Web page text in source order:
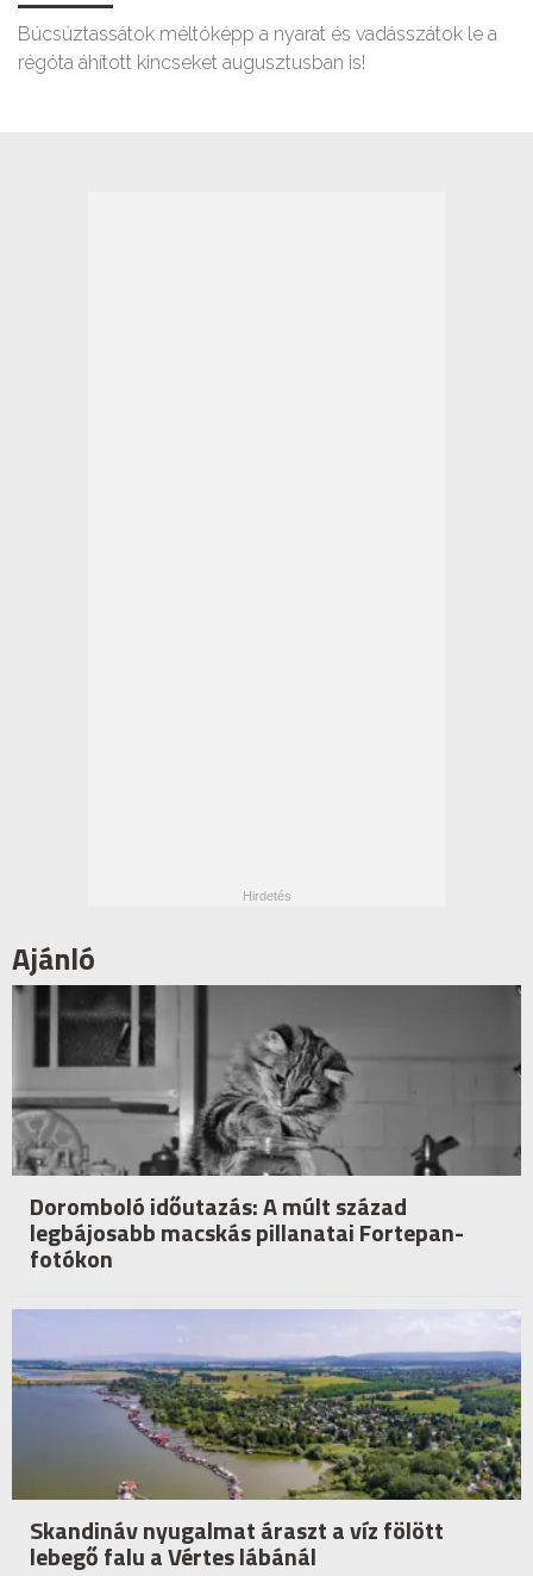
Búcsúztassátok méltóképp a nyarat és vadásszátok le a
régóta áhított kincseket augusztusban is!
Ajánló
Doromboló időutazás: A múlt század
legbájosabb macskás pillanatai Fortepan-
fotókon
Skandináv nyugalmat áraszt a víz fölött
lebegő falu a Vértes lábánál